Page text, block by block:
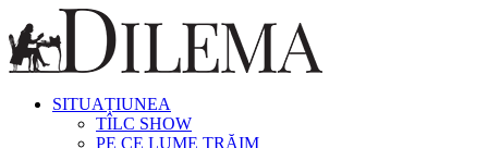
SITUAȚIUNEA
TÎLC SHOW
PE CE LUME TRĂIM